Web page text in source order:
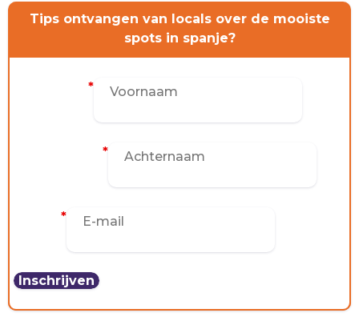
CONTACT
Tips ontvangen van locals over de mooiste
spots in spanje?
*
*
*